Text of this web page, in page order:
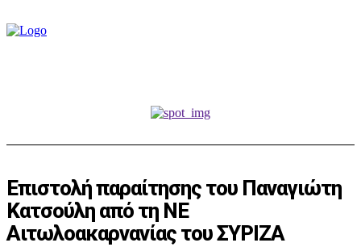
Επιστολή παραίτησης του Παναγιώτη
Κατσούλη από τη ΝΕ
Αιτωλοακαρνανίας του ΣΥΡΙΖΑ